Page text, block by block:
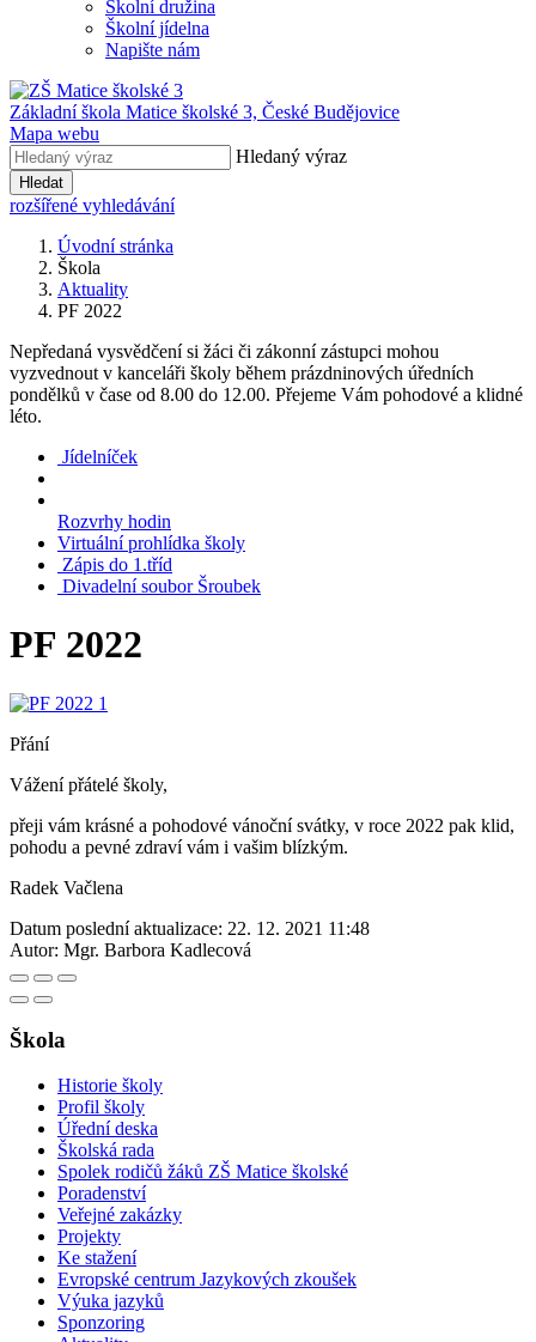
Školní družina
Školní jídelna
Napište nám
Základní škola Matice školské 3, České Budějovice
Mapa webu
Hledaný výraz
Hledat
rozšířené vyhledávání
Úvodní stránka
Škola
Aktuality
PF 2022
Nepředaná vysvědčení si žáci či zákonní zástupci mohou
vyzvednout v kanceláři školy během prázdninových úředních
pondělků v čase od 8.00 do 12.00. Přejeme Vám pohodové a klidné
léto.
Jídelníček
Rozvrhy hodin
Virtuální prohlídka školy
Zápis do 1.tříd
Divadelní soubor Šroubek
PF 2022
Přání
Vážení přátelé školy,
přeji vám krásné a pohodové vánoční svátky, v roce 2022 pak klid,
pohodu a pevné zdraví vám i vašim blízkým.
Radek Vačlena
Datum poslední aktualizace: 22. 12. 2021 11:48
Autor: Mgr. Barbora Kadlecová
Škola
Historie školy
Profil školy
Úřední deska
Školská rada
Spolek rodičů žáků ZŠ Matice školské
Poradenství
Veřejné zakázky
Projekty
Ke stažení
Evropské centrum Jazykových zkoušek
Výuka jazyků
Sponzoring